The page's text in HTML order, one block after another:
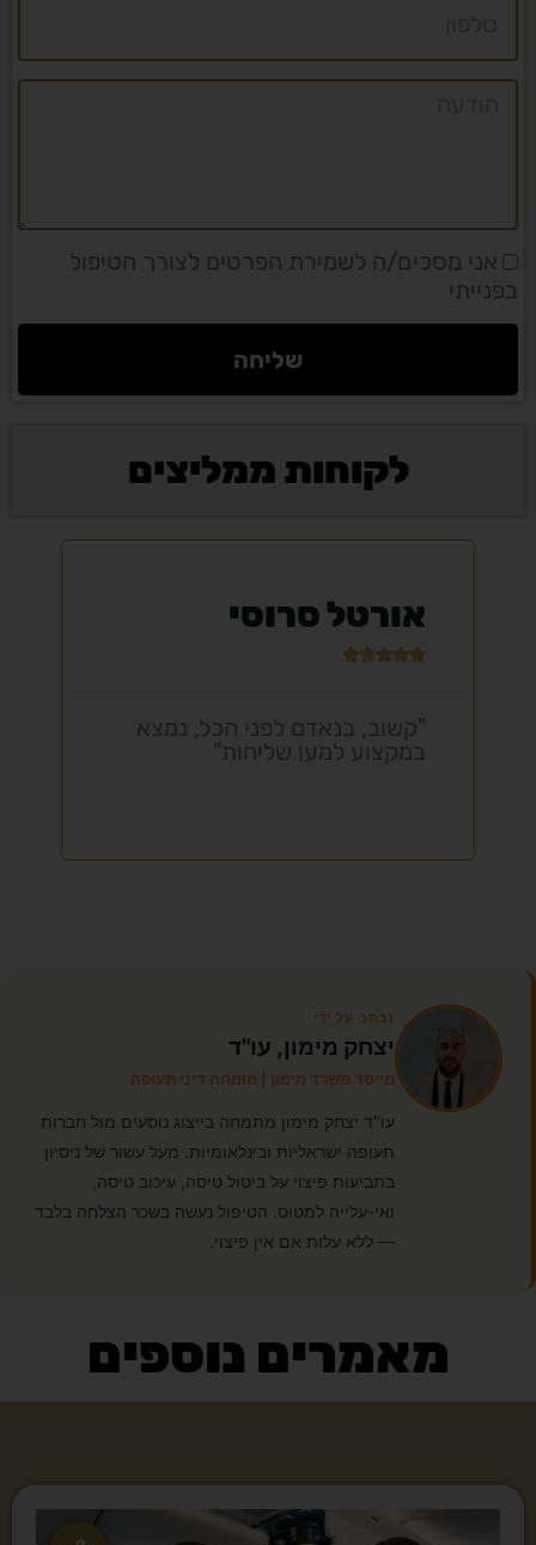
הודעה
אני מסכים/ה לשמירת הפרטים לצורך הטיפול
בפנייתי
שליחה
לקוחות ממליצים
ולדימיר גרשנזון





"תותח על חלל, שירות מיוחד,
מקצועי ביותר"
נכתב על ידי
יצחק מימון, עו"ד
מייסד משרד מימון | מומחה דיני תעופה
עו"ד יצחק מימון מתמחה בייצוג נוסעים מול חברות
תעופה ישראליות ובינלאומיות. מעל עשור של ניסיון
בתביעות פיצוי על ביטול טיסה, עיכוב טיסה,
ואי-עלייה למטוס. הטיפול נעשה בשכר הצלחה בלבד
— ללא עלות אם אין פיצוי.
מאמרים נוספים